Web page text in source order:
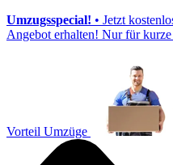
Umzugsspecial! • Jetzt
Angebot erhalten! Nur für
Vorteil Umzüge